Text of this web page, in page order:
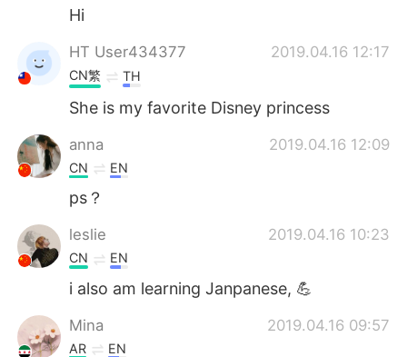
Hi
HT User434377 2019.04.16 12:17
CN繁 TH
She is my favorite Disney princess
anna 2019.04.16 12:09
CN EN
ps？
leslie 2019.04.16 10:23
CN EN
i also am learning Janpanese, 💪
Mina 2019.04.16 09:57
AR EN